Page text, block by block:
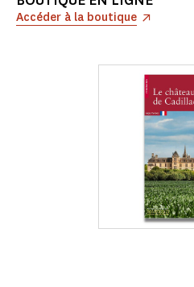
Accéder à la boutique